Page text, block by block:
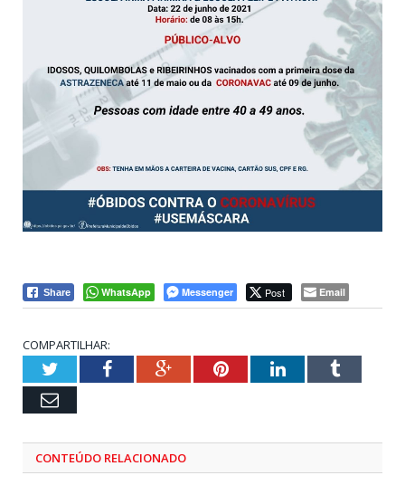
Share WhatsApp Messenger Post Email
COMPARTILHAR:
TwitterFacebookGoogle+PinterestLinkedInTumblr
Email
CONTEÚDO RELACIONADO